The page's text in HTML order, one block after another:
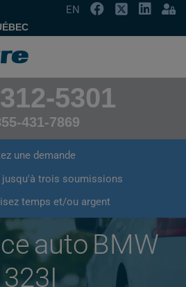
EN
5301
431-7869
une demande
jusqu'à trois soumissions
temps et/ou argent
auto BMW
323I